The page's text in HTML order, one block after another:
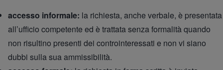
accesso informale: la richiesta, anche verbale, è presentata
all’ufficio competente ed è trattata senza formalità quando
non risultino presenti dei controinteressati e non vi siano
dubbi sulla sua ammissibilità.